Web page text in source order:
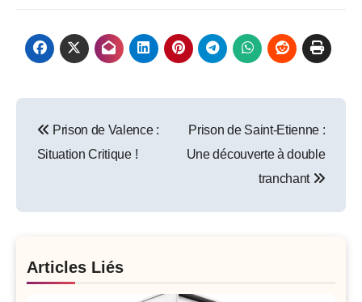
navigation
Prison de Valence :
Situation Critique !
Prison de Saint-Etienne :
Une découverte à double
tranchant
Articles Liés